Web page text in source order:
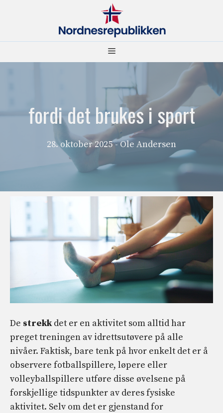
Meny
fordi det brukes i sport
28. oktober 2025 - Ole Andersen
De strekkdet er en aktivitet som alltid har
preget treningen av idrettsutøvere på alle
nivåer. Faktisk, bare tenk på hvor enkelt det er å
observere fotballspillere, løpere eller
volleyballspillere utføre disse øvelsene på
forskjellige tidspunkter av deres fysiske
aktivitet. Selv om det er gjenstand for